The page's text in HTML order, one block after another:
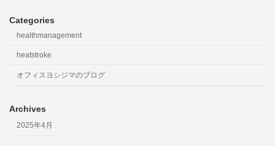
Categories
healthmanagement
heatstroke
オフィスヨシジマのブログ
Archives
2025年4月